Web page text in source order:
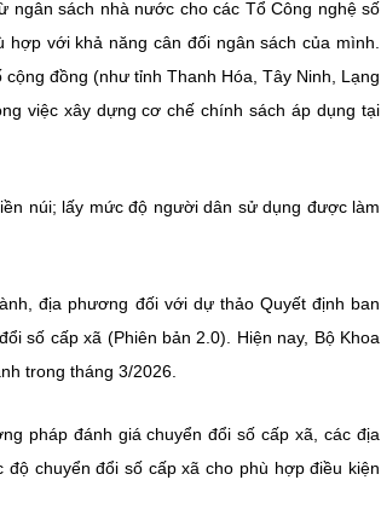
ngân sách nhà nước cho các Tổ Công nghệ số
với khả năng cân đối ngân sách của mình.
đồng (như tỉnh Thanh Hóa, Tây Ninh, Lạng
việc xây dựng cơ chế chính sách áp dụng tại
núi; lấy mức độ người dân sử dụng được làm
địa phương đối với dự thảo Quyết định ban
số cấp xã (Phiên bản 2.0). Hiện nay, Bộ Khoa
trong tháng 3/2026.
pháp đánh giá chuyển đổi số cấp xã, các địa
chuyển đổi số cấp xã cho phù hợp điều kiện